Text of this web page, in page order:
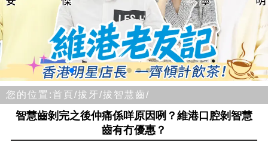
您的位置:首頁/拔牙/拔智慧齒/
智慧齒剝完之後仲痛係咩原因咧？維港口腔剝智慧
齒有冇優惠？